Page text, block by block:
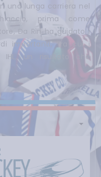
una lunga carriera nel
prima come
Da Rin ha guidato i
importanti, tra cui i
un risultato che